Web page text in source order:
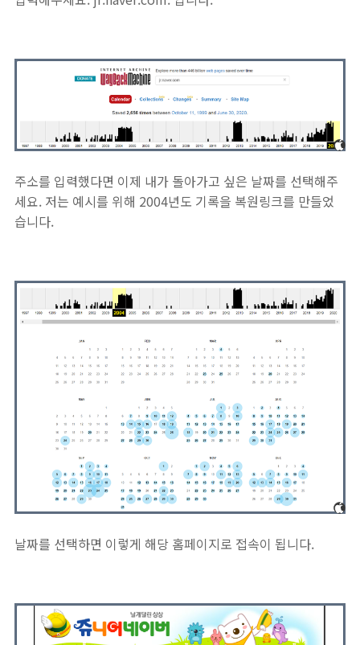
주소를 입력했다면 이제 내가 돌아가고 싶은 날짜를 선택해주
세요. 저는 예시를 위해 2004년도 기록을 복원링크를 만들었
습니다.
날짜를 선택하면 이렇게 해당 홈페이지로 접속이 됩니다.